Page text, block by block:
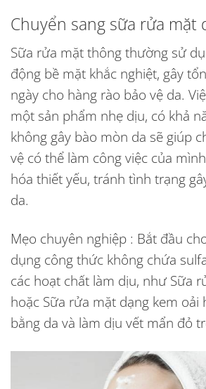
Chuyển sang sữa rửa mặt
Sữa rửa mặt thông thường sử
động bề mặt khắc nghiệt, gây
ngày cho hàng rào bảo vệ da.
một sản phẩm nhẹ dịu, có khả
không gây bào mòn da sẽ giúp
vệ có thể làm công việc của
hóa thiết yếu, tránh tình trạng
da.
Mẹo chuyên nghiệp : Bắt đầu
dụng công thức không chứa
các hoạt chất làm dịu, như Sữa
hoặc Sữa rửa mặt dạng kem oải
bằng da và làm dịu vết mẩn đỏ